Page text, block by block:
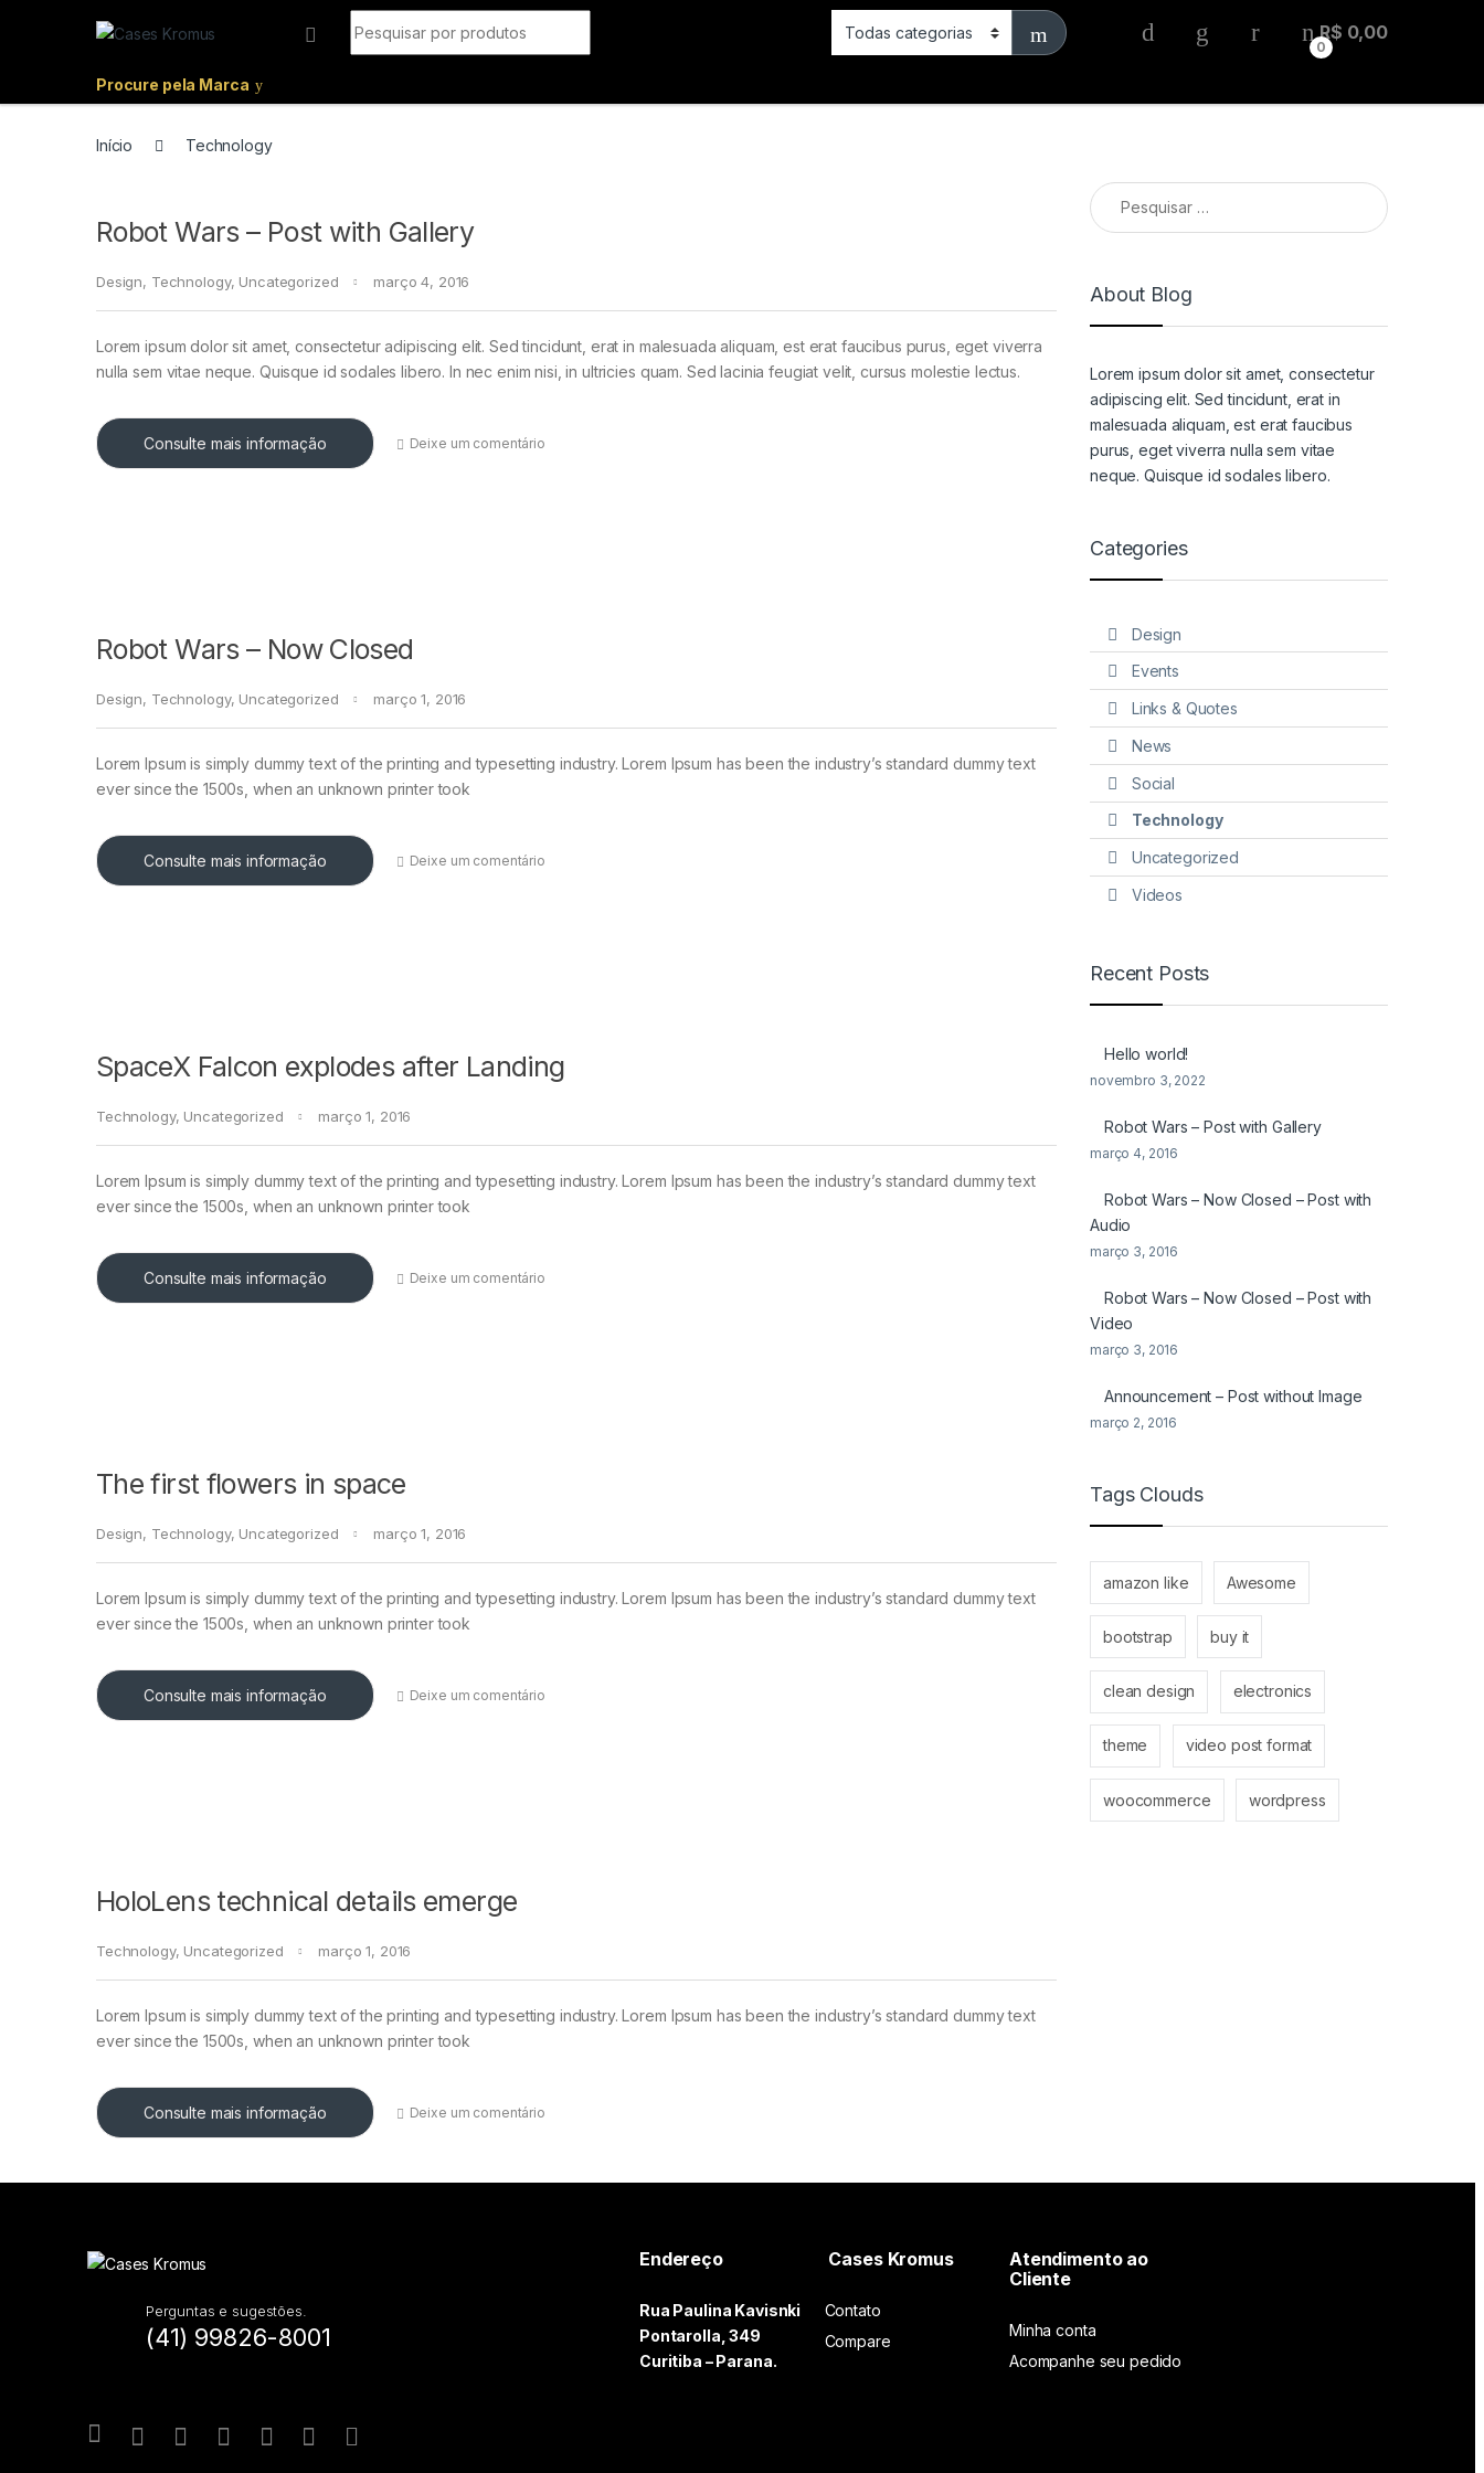
0
R$ 0,00
Procure pela Marca
Início Technology
Robot Wars – Post with Gallery
Design, Technology, Uncategorized março 4, 2016
Lorem ipsum dolor sit amet, consectetur adipiscing elit. Sed tincidunt, erat in malesuada aliquam, est erat faucibus purus, eget viverra
nulla sem vitae neque. Quisque id sodales libero. In nec enim nisi, in ultricies quam. Sed lacinia feugiat velit, cursus molestie lectus.
Consulte mais informação Deixe um comentário
Robot Wars – Now Closed
Design, Technology, Uncategorized março 1, 2016
Lorem Ipsum is simply dummy text of the printing and typesetting industry. Lorem Ipsum has been the industry’s standard dummy text
ever since the 1500s, when an unknown printer took
Consulte mais informação Deixe um comentário
SpaceX Falcon explodes after Landing
Technology, Uncategorized março 1, 2016
Lorem Ipsum is simply dummy text of the printing and typesetting industry. Lorem Ipsum has been the industry’s standard dummy text
ever since the 1500s, when an unknown printer took
Consulte mais informação Deixe um comentário
The first flowers in space
Design, Technology, Uncategorized março 1, 2016
Lorem Ipsum is simply dummy text of the printing and typesetting industry. Lorem Ipsum has been the industry’s standard dummy text
ever since the 1500s, when an unknown printer took
Consulte mais informação Deixe um comentário
HoloLens technical details emerge
Technology, Uncategorized março 1, 2016
Lorem Ipsum is simply dummy text of the printing and typesetting industry. Lorem Ipsum has been the industry’s standard dummy text
ever since the 1500s, when an unknown printer took
Consulte mais informação Deixe um comentário
Pesquisar por:
About Blog
Lorem ipsum dolor sit amet, consectetur
adipiscing elit. Sed tincidunt, erat in
malesuada aliquam, est erat faucibus
purus, eget viverra nulla sem vitae
neque. Quisque id sodales libero.
Categories
Design
Events
Links & Quotes
News
Social
Technology
Uncategorized
Videos
Recent Posts
Hello world!
novembro 3, 2022
Robot Wars – Post with Gallery
março 4, 2016
Robot Wars – Now Closed – Post with
Audio
março 3, 2016
Robot Wars – Now Closed – Post with
Video
março 3, 2016
Announcement – Post without Image
março 2, 2016
Tags Clouds
amazon like Awesome
bootstrap buy it
clean design electronics
theme video post format
woocommerce wordpress
Perguntas e sugestões.
(41) 99826-8001
Endereço
Rua Paulina Kavisnki
Pontarolla, 349
Curitiba – Parana.
Cases Kromus
Contato
Compare
Atendimento ao
Cliente
Minha conta
Acompanhe seu pedido